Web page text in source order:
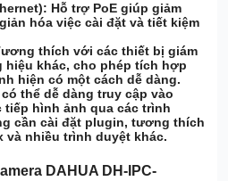
Hỗ trợ PoE giúp giảm
hóa việc cài đặt và tiết kiệm
thích với các thiết bị giám
hiệu khác, cho phép tích hợp
hiện có một cách dễ dàng.
có thể dễ dàng truy cập vào
tiếp hình ảnh qua các trình
cần cài đặt plugin, tương thích
và nhiều trình duyệt khác.
DAHUA DH-IPC-